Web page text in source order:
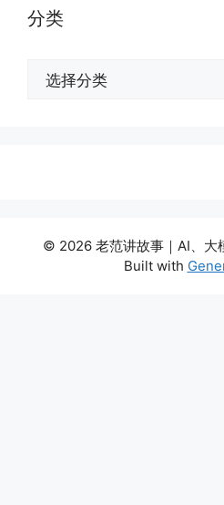
分类
© 2026 老范讲故事｜AI、大
Built with